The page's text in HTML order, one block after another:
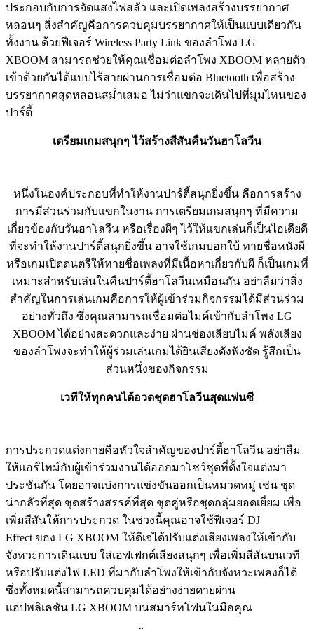
ประกอบกับการจัดแสงไฟสลัว และเปิดเพลงสร้างบรรยากาศ
หลอนๆ สิ่งสำคัญคือการควบคุมบรรยากาศให้เป็นแบบเดียวกัน
ทั้งงาน ด้วยฟีเจอร์ Wireless Party Link ของลำโพง LG
XBOOM สามารถช่วยให้คุณเชื่อมต่อลำโพง XBOOM หลายตัว
เข้าด้วยกันได้แบบไร้สายผ่านการเชื่อมต่อ Bluetooth เพื่อสร้าง
บรรยากาศสุดหลอนสม่ำเสมอ ไม่ว่าแขกจะเดินไปที่มุมไหนของ
ปาร์ตี้
เตรียมเกมสนุกๆ ไว้สร้างสีสันคืนวันฮาโลวีน
หนึ่งในองค์ประกอบที่ทำให้งานปาร์ตี้สนุกยิ่งขึ้น คือการสร้าง
การมีส่วนร่วมกับแขกในงาน การเตรียมเกมสนุกๆ ที่มีความ
เกี่ยวข้องกับวันฮาโลวีน หรือเรื่องผีๆ ไว้ให้แขกเล่นก็เป็นไอเดียดี
ที่จะทำให้งานปาร์ตี้สนุกยิ่งขึ้น อาจใช้เกมบอกใบ้ ทายชื่อหนังผี
หรือเกมเปิดดนตรีให้ทายชื่อเพลงที่มีเนื้อหาเกี่ยวกับผี ก็เป็นเกมที่
เหมาะสำหรับเล่นในคืนปาร์ตี้ฮาโลวีนเหมือนกัน อย่าลืมว่าสิ่ง
สำคัญในการเล่นเกมคือการให้ผู้เข้าร่วมกิจกรรมได้มีส่วนร่วม
อย่างทั่วถึง ซึ่งคุณสามารถเชื่อมต่อไมค์เข้ากับลำโพง LG
XBOOM ได้อย่างสะดวกและง่าย ผ่านช่องเสียบไมค์ พลังเสียง
ของลำโพงจะทำให้ผู้ร่วมเล่นเกมได้ยินเสียงดังฟังชัด รู้สึกเป็น
ส่วนหนึ่งของกิจกรรม
เวทีให้ทุกคนได้อวดชุดฮาโลวีนสุดแฟนซี
การประกวดแต่งกายคือหัวใจสำคัญของปาร์ตี้ฮาโลวีน อย่าลืม
ให้แอร์ไทม์กับผู้เข้าร่วมงานได้ออกมาโชว์ชุดที่ตั้งใจแต่งมา
ประชันกัน โดยอาจแบ่งการแข่งขันออกเป็นหมวดหมู่ เช่น ชุด
น่ากลัวที่สุด ชุดสร้างสรรค์ที่สุด ชุดคู่หรือชุดกลุ่มยอดเยี่ยม เพื่อ
เพิ่มสีสันให้การประกวด ในช่วงนี้คุณอาจใช้ฟีเจอร์ DJ
Effect ของ LG XBOOM ให้ดีเจได้ปรับแต่งเสียงเพลงให้เข้ากับ
จังหวะการเดินแบบ ใส่เอฟเฟกต์เสียงสนุกๆ เพื่อเพิ่มสีสันบนเวที
หรือปรับแต่งไฟ LED ที่มากับลำโพงให้เข้ากับจังหวะเพลงก็ได้
ซึ่งทั้งหมดนี้สามารถควบคุมได้อย่างง่ายดายผ่าน
แอปพลิเคชัน LG XBOOM บนสมาร์ทโฟนในมือคุณ